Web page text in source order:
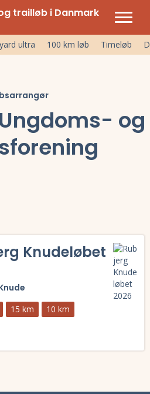
trailløb i Danmark
ultra 100 km løb Timeløb
og
Knudeløbet
15 km
10 km